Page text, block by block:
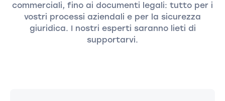
commerciali, fino ai documenti legali: tutto per i
vostri processi aziendali e per la sicurezza
giuridica. I nostri esperti saranno lieti di
supportarvi.